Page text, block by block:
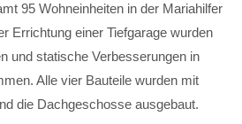
95 Wohneinheiten in der Mariahilfer
Errichtung einer Tiefgarage wurden
und statische Verbesserungen in
Alle vier Bauteile wurden mit
die Dachgeschosse ausgebaut.